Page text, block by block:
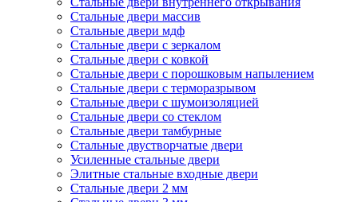
Стальные двери массив
Стальные двери мдф
Стальные двери с зеркалом
Стальные двери с ковкой
Стальные двери с порошковым напылением
Стальные двери с терморазрывом
Стальные двери с шумоизоляцией
Стальные двери со стеклом
Стальные двери тамбурные
Стальные двустворчатые двери
Усиленные стальные двери
Элитные стальные входные двери
Стальные двери 2 мм